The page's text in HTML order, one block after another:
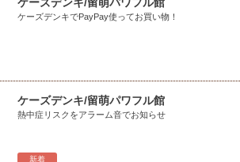
ケーズデンキでPayPay使ってお買い物！
新着
ケーズデンキ/留萌パワフル館
熱中症リスクをアラーム音でお知らせ